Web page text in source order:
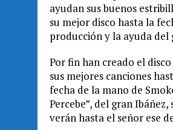
ayudan sus buenos
su mejor disco hasta la
producción y la ayuda del
Por fin han creado el
sus mejores canciones
fecha de la mano de
Percebe”, del gran
verán hasta el señor ese